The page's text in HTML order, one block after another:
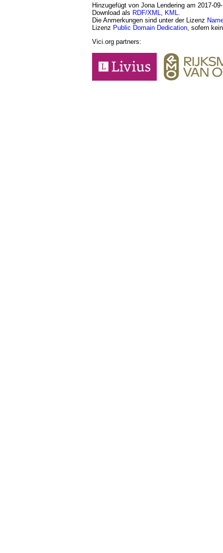
Hinzugefügt von Jona Lendering am 2017-
Download als RDF/XML, KML.
Die Anmerkungen sind unter der Lizenz
Lizenz Public Domain Dedication, sofern
Vici.org partners: